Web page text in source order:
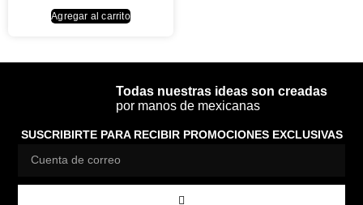
Agregar al carrito
Todas nuestras ideas son creadas
por manos de mexicanas
SUSCRIBIRTE PARA RECIBIR PROMOCIONES EXCLUSIVAS